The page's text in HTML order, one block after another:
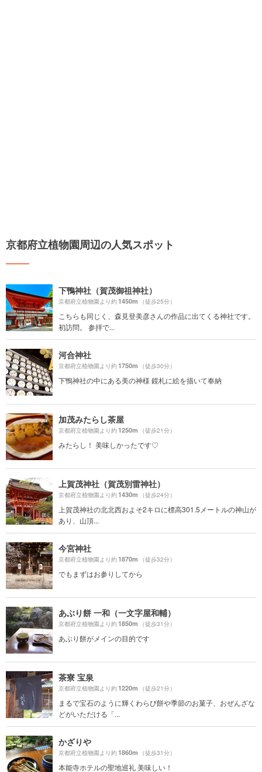
京都府立植物園周辺の人気スポット
下鴨神社（賀茂御祖神社）
京都府立植物園より約1450m （徒歩25分）
こちらも同じく、森見登美彦さんの作品に出てくる神社です。
初訪問。 参拝で...
河合神社
京都府立植物園より約1750m （徒歩30分）
下鴨神社の中にある美の神様 鏡札に絵を描いて奉納
加茂みたらし茶屋
京都府立植物園より約1250m （徒歩21分）
みたらし！ 美味しかったです♡
上賀茂神社（賀茂別雷神社）
京都府立植物園より約1430m （徒歩24分）
上賀茂神社の北北西およそ2キロに標高301.5メートルの神山が
あり、山頂...
今宮神社
京都府立植物園より約1870m （徒歩32分）
でもまずはお参りしてから
あぶり餅 一和（一文字屋和輔）
京都府立植物園より約1850m （徒歩31分）
あぶり餅がメインの目的です
茶寮 宝泉
京都府立植物園より約1220m （徒歩21分）
まるで宝石のように輝くわらび餅や季節のお菓子、おぜんざな
どがいただける「...
かざりや
京都府立植物園より約1860m （徒歩31分）
本能寺ホテルの聖地巡礼 美味しい！